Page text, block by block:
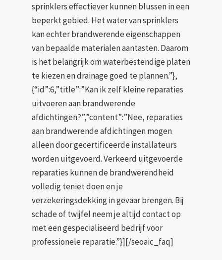
sprinklers effectiever kunnen blussen in een
beperkt gebied. Het water van sprinklers
kan echter brandwerende eigenschappen
van bepaalde materialen aantasten. Daarom
is het belangrijk om waterbestendige platen
te kiezen en drainage goed te plannen.”},
{“id”:6,”title”:”Kan ik zelf kleine reparaties
uitvoeren aan brandwerende
afdichtingen?”,”content”:”Nee, reparaties
aan brandwerende afdichtingen mogen
alleen door gecertificeerde installateurs
worden uitgevoerd. Verkeerd uitgevoerde
reparaties kunnen de brandwerendheid
volledig teniet doen en je
verzekeringsdekking in gevaar brengen. Bij
schade of twijfel neem je altijd contact op
met een gespecialiseerd bedrijf voor
professionele reparatie.”}][/seoaic_faq]